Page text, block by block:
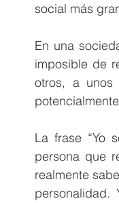
social más
En una
imposible de
otros, a unos
La frase “Yo
persona que
realmente